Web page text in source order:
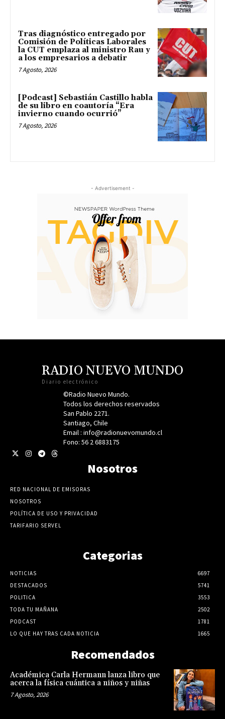
Tras diagnóstico entregado por
Comisión de Políticas Laborales
la CUT emplaza al ministro Rau y
a los empresarios a debatir
7 Agosto, 2026
[Podcast] Sebastián Castillo habla
de su libro en coautoría “Era
invierno cuando ocurrió”
7 Agosto, 2026
- Advertisement -
RADIO NUEVO MUNDO
Diario electrónico
©Radio Nuevo Mundo.
Todos los derechos reservados
San Pablo 2271.
Santiago, Chile
Email : info@radionuevomundo.cl
Fono: 56 2 6883175
Nosotros
RED NACIONAL DE EMISORAS
NOSOTROS
POLÍTICA DE USO Y PRIVACIDAD
TARIFARIO SERVEL
Categorias
NOTICIAS
6697
DESTACADOS
5741
POLITICA
3553
TODA TU MAÑANA
2502
PODCAST
1781
LO QUE HAY TRAS CADA NOTICIA
1665
Recomendados
Académica Carla Hermann lanza libro que
acerca la física cuántica a niños y niñas
7 Agosto, 2026